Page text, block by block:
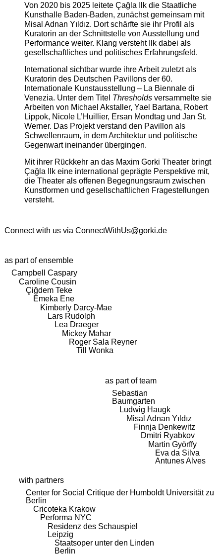
Von 2020 bis 2025 leitete Çağla Ilk die Staatliche
Kunsthalle Baden-Baden, zunächst gemeinsam mit
Misal Adnan Yıldız. Dort schärfte sie ihr Profil als
Kuratorin an der Schnittstelle von Ausstellung und
Performance weiter. Klang versteht Ilk dabei als
gesellschaftliches und politisches Erfahrungsfeld.
International sichtbar wurde ihre Arbeit zuletzt als
Kuratorin des Deutschen Pavillons der 60.
Internationale Kunstausstellung – La Biennale di
Venezia. Unter dem Titel Thresholdsversammelte sie
Arbeiten von Michael Akstaller, Yael Bartana, Robert
Lippok, Nicole L’Huillier, Ersan Mondtag und Jan St.
Werner. Das Projekt verstand den Pavillon als
Schwellenraum, in dem Architektur und politische
Gegenwart ineinander übergingen.
Mit ihrer Rückkehr an das Maxim Gorki Theater bringt
Çağla Ilk eine international geprägte Perspektive mit,
die Theater als offenen Begegnungsraum zwischen
Kunstformen und gesellschaftlichen Fragestellungen
versteht.
Connect with us via ConnectWithUs@gorki.de
as part of ensemble
Campbell Caspary
Caroline Cousin
Çiğdem Teke
Emeka Ene
Kimberly Darcy-Mae
Lars Rudolph
Lea Draeger
Mickey Mahar
Roger Sala Reyner
Till Wonka
as part of team
Sebastian
Baumgarten
Ludwig Haugk
Misal Adnan Yıldız
Finnja Denkewitz
Dmitri Ryabkov
Martin Györffy
Eva da Silva
Antunes Alves
with partners
Center for Social Critique der Humboldt Universität zu
Berlin
Cricoteka Krakow
Performa NYC
Residenz des Schauspiel
Leipzig
Staatsoper unter den Linden
Berlin